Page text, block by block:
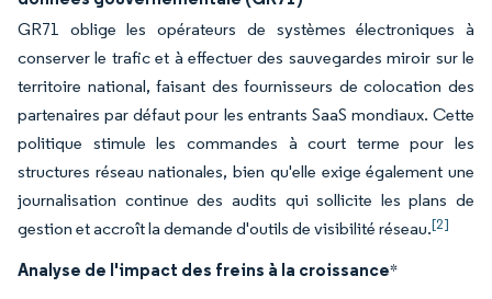
GR71 oblige les opérateurs de systèmes électroniques à
conserver le trafic et à effectuer des sauvegardes miroir sur le
territoire national, faisant des fournisseurs de colocation des
partenaires par défaut pour les entrants SaaS mondiaux. Cette
politique stimule les commandes à court terme pour les
structures réseau nationales, bien qu'elle exige également une
journalisation continue des audits qui sollicite les plans de
gestion et accroît la demande d'outils de visibilité réseau.[2]
Analyse de l'impact des freins à la croissance*